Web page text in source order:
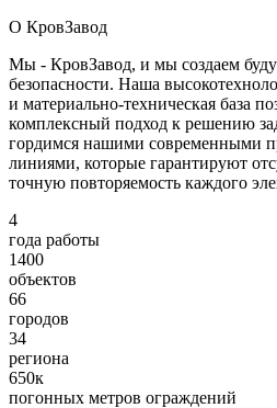
О КровЗавод
Мы - КровЗавод, и мы создаем
безопасности. Наша
и материально-техническая база
комплексный подход к решению
гордимся нашими современными
линиями, которые гарантируют
точную повторяемость каждого
4
года работы
1400
объектов
66
городов
34
региона
650к
погонных метров ограждений